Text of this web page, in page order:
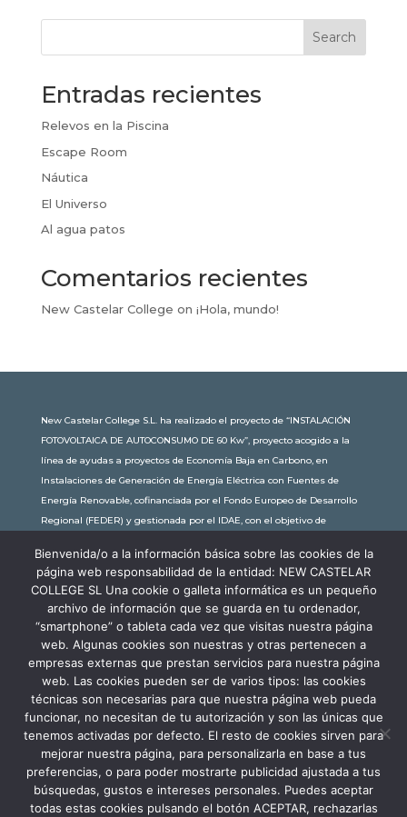
Search
Entradas recientes
Relevos en la Piscina
Escape Room
Náutica
El Universo
Al agua patos
Comentarios recientes
New Castelar College on ¡Hola, mundo!
New Castelar College S.L. ha realizado el proyecto de “INSTALACIÓN
FOTOVOLTAICA DE AUTOCONSUMO DE 60 Kw”, proyecto acogido a la
línea de ayudas a proyectos de Economía Baja en Carbono, en
Instalaciones de Generación de Energía Eléctrica con Fuentes de
Energía Renovable, cofinanciada por el Fondo Europeo de Desarrollo
Regional (FEDER) y gestionada por el IDAE, con el objetivo de
subvención de 30.245,63€. Con una potencia instalada de 60kW, la
comunidad educativa de New Castelar ahorra al planeta 34,79
toneladas de CO2 al año, lo que equivale a recorrer 116.677 km en coche
o plantar 116 árboles al año.
Bienvenida/o a la información básica sobre las cookies de la
página web responsabilidad de la entidad: NEW CASTELAR
COLLEGE SL Una cookie o galleta informática es un pequeño
archivo de información que se guarda en tu ordenador,
“smartphone” o tableta cada vez que visitas nuestra página
web. Algunas cookies son nuestras y otras pertenecen a
empresas externas que prestan servicios para nuestra página
web. Las cookies pueden ser de varios tipos: las cookies
técnicas son necesarias para que nuestra página web pueda
funcionar, no necesitan de tu autorización y son las únicas que
tenemos activadas por defecto. El resto de cookies sirven para
mejorar nuestra página, para personalizarla en base a tus
preferencias, o para poder mostrarte publicidad ajustada a tus
búsquedas, gustos e intereses personales. Puedes aceptar
todas estas cookies pulsando el botón ACEPTAR, rechazarlas